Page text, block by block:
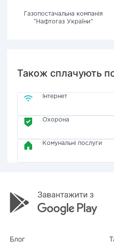
Газопостачальна компанія
"Нафтогаз України"
Також сплачують
Інтернет
Охорона
Комунальні послуги
Блог